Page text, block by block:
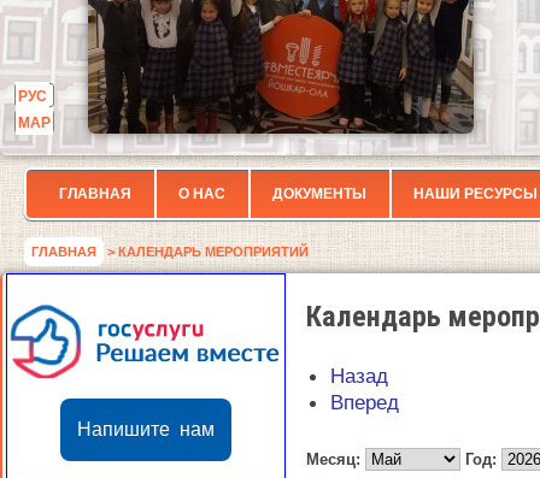
РУС
МАР
ГЛАВНАЯ О НАС ДОКУМЕНТЫ НАШИ РЕСУРСЫ
ГЛАВНАЯ > КАЛЕНДАРЬ МЕРОПРИЯТИЙ
Напишите нам
Календарь
Назад
Вперед
Месяц: Год: